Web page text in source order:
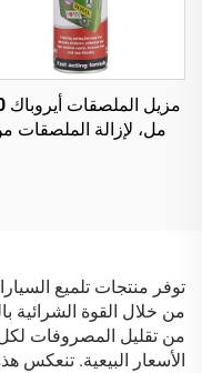
مل، لإزالة الملصقات
توفر منتجات تلميع
من خلال القوة الشرائية
من تقليل المصروفات
الأسعار البيعية. تنعكس